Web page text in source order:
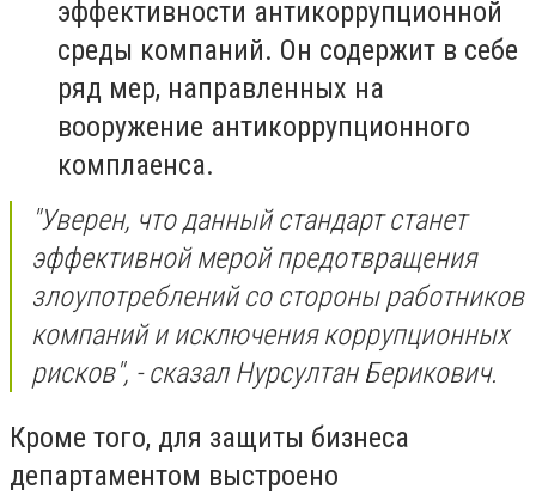
эффективности антикоррупционной
среды компаний. Он содержит в себе
ряд мер, направленных на
вооружение антикоррупционного
комплаенса.
"Уверен, что данный стандарт станет
эффективной мерой предотвращения
злоупотреблений со стороны работников
компаний и исключения коррупционных
рисков", - сказал Нурсултан Берикович.
Кроме того, для защиты бизнеса
департаментом выстроено